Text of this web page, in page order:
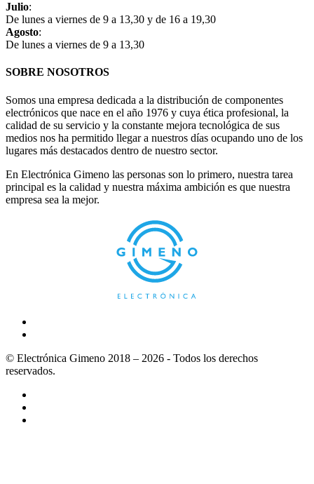
Julio:
De lunes a viernes de 9 a 13,30 y de 16 a 19,30
Agosto:
De lunes a viernes de 9 a 13,30
SOBRE NOSOTROS
Somos una empresa dedicada a la distribución de componentes
electrónicos que nace en el año 1976 y cuya ética profesional, la
calidad de su servicio y la constante mejora tecnológica de sus
medios nos ha permitido llegar a nuestros días ocupando uno de los
lugares más destacados dentro de nuestro sector.
En Electrónica Gimeno las personas son lo primero, nuestra tarea
principal es la calidad y nuestra máxima ambición es que nuestra
empresa sea la mejor.
© Electrónica Gimeno 2018 – 2026 - Todos los derechos
reservados.